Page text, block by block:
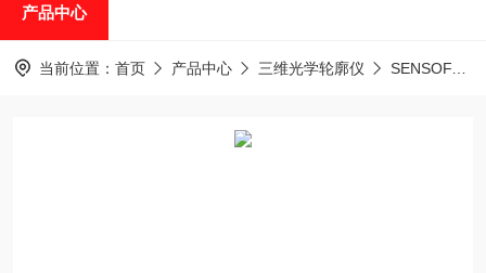
产品中心
当前位置： 首页 产品中心 三维光学轮廓仪 SENSOFAR平面度测量干涉仪